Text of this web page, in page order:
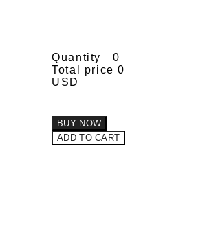
Quantity
0
Total price 0
USD
BUY NOW
ADD TO CART